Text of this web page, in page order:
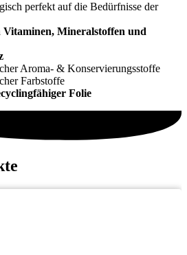
perfekt auf die Bedürfnisse der
Mineralstoffen und
Aroma- & Konservierungsstoffe
Farbstoffe
Folie